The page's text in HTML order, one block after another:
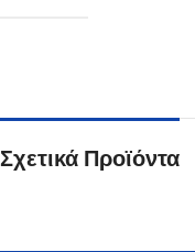
Σχετικά Προϊόντα